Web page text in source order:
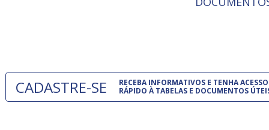
CADASTRE-SE
RECEBA INFORMATIVOS E TENHA ACESSO
RÁPIDO À TABELAS E DOCUMENTOS